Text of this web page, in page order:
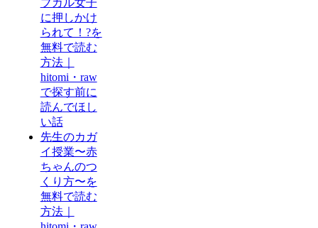
ブカル女子
に押しかけ
られて！?を
無料で読む
方法｜
hitomi・raw
で探す前に
読んでほし
い話
先生のカガ
イ授業〜赤
ちゃんのつ
くり方〜を
無料で読む
方法｜